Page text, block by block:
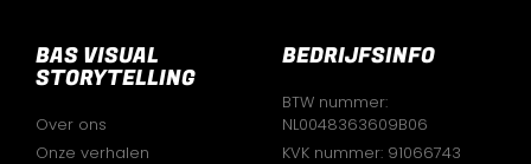
BAS VISUAL
STORYTELLING
Over ons
Onze verhalen
BEDRIJFSINFO
BTW nummer:
NL0048363609B06
KVK nummer: 91066743